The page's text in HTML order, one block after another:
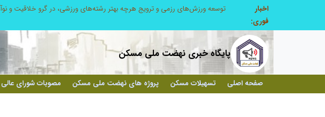
اخبار
فوری:
پایگاه خبری نهضت ملی مسکن
صفحه اصلی تسهیلات مسکن پروژه های نهضت ملی مسکن مصوبات شورای